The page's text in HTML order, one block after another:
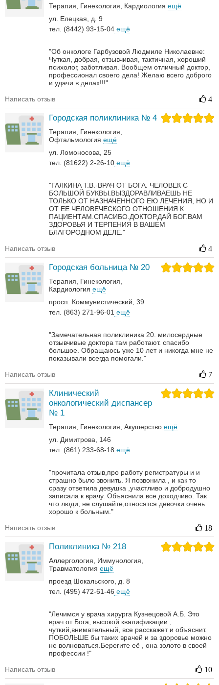
Терапия Гинекология Кардиология ещё
ул. Елецкая, д. 9
тел. (8442) 93-15-04 ещё
"Об онкологе Гарбузовой Людмиле Николаевне:
Чуткая, добрая, отзывчивая, тактичная, хороший
психолог, заботливая. Вообщем отличный доктор,
профессионал своего дела! Желаю всего доброго
и удачи в делах!!!"
Написать отзыв 4
Городская поликлиника № 4
Терапия
Гинекология
Офтальмология ещё
ул. Ломоносова, 25
тел. (81622) 2-26-10 ещё
"ГАЛКИНА Т.В.-ВРАЧ ОТ БОГА. ЧЕЛОВЕК С
БОЛЬШОЙ БУКВЫ.ВЫЗДОРАВЛИВАЕШЬ НЕ
ТОЛЬКО ОТ НАЗНАЧЕННОГО ЕЮ ЛЕЧЕНИЯ, НО И
ОТ ЕЕ ЧЕЛОВЕЧЕСКОГО ОТНОШЕНИЯ К
ПАЦИЕНТАМ.СПАСИБО.ДОКТОР.ДАЙ БОГ.ВАМ
ЗДОРОВЬЯ И ТЕРПЕНИЯ В ВАШЕМ
БЛАГОРОДНОМ ДЕЛЕ."
Написать отзыв 4
Городская больница № 20
Терапия
Гинекология
Кардиология ещё
просп. Коммунистический, 39
тел. (863) 271-96-01 ещё
"Замечательная поликлиника 20. милосердные
отзывчивые доктора там работают. спасибо
большое. Обращаюсь уже 10 лет и никогда мне не
показывали всегда помогали."
Написать отзыв 7
Клинический
онкологический диспансер
№ 1
Терапия Гинекология Акушерство ещё
ул. Димитрова, 146
тел. (861) 233-68-18 ещё
"прочитала отзыв,про работу регистратуры и и
страшно было звонить. Я позвонила , и как то
сразу ответила девушка ,участливо и добродушно
записала к врачу. Объяснила все доходчиво. Так
что люди, не слушайте,относятся девочки очень
хорошо к больным."
Написать отзыв 18
Поликлиника № 218
Аллергология
Иммунология
Травматология ещё
проезд Шокальского, д. 8
тел. (495) 472-61-46 ещё
"Лечимся у врача хирурга Кузнецовой А.Б. Это
врач от Бога, высокой квалификации ,
чуткий,внимательный, все расскажет и объяснит.
ПОБОЛЬШЕ бы таких врачей и за здоровье можно
не волноваться.Берегите её , она золото в своей
профессии !"
Написать отзыв 10